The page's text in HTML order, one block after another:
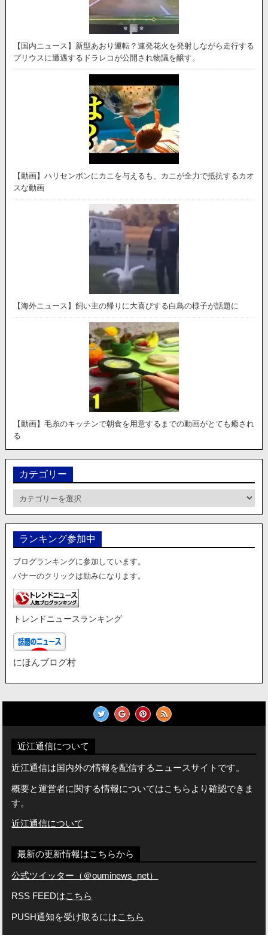
【国内ニュース】新型あおり運転？連発花火を発射しながら走行する
プリウスに遭遇するドラレコが公開され物議を醸す。
【動画】ハリセンボンにカニを与えるも、カニが全力で抵抗するカオ
スな動画
【海外ニュース】飼い主の帰りに大喜びする白鳥の様子が話題に
【動画】毛糸のキッチンで朝食を用意するまでの動画がとても癒され
る
カテゴリー
テ
リ
ランキング参加中
ブログランキングに参加しています。
バナーのクリックは励みになります。
トレンドニュースランキング
にほんブログ村
近江通信について
近江通信は国内外の情報を配信するニュースサイトです。
概要と運営者に関する情報についてはこちらより確認できま
す。
近江通信について
最新の更新情報はこちらから
公式ツイッター（＠ouminews_net）
RSS FEEDはこちら
PUSH通知を受け取るにはこちら